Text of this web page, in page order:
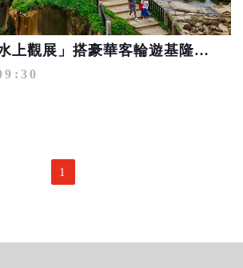
「城市博覽會水上觀展」搭豪華客輪遊基隆享高鐵優惠
1